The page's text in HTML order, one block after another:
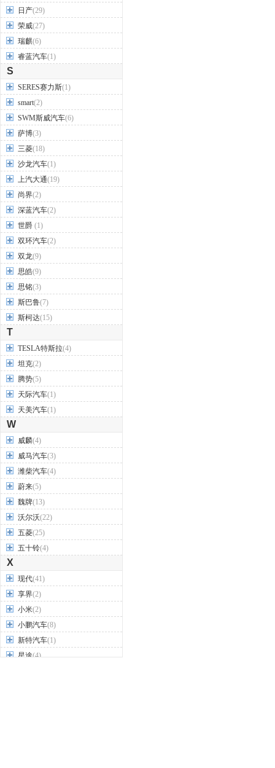
日产(29)
荣威(27)
瑞麒(6)
睿蓝汽车(1)
S
SERES赛力斯(1)
smart(2)
SWM斯威汽车(6)
萨博(3)
三菱(18)
沙龙汽车(1)
上汽大通(19)
尚界(2)
深蓝汽车(2)
世爵 (1)
双环汽车(2)
双龙(9)
思皓(9)
思铭(3)
斯巴鲁(7)
斯柯达(15)
T
TESLA特斯拉(4)
坦克(2)
腾势(5)
天际汽车(1)
天美汽车(1)
W
威麟(4)
威马汽车(3)
潍柴汽车(4)
蔚来(5)
魏牌(13)
沃尔沃(22)
五菱(25)
五十铃(4)
X
现代(41)
享界(2)
小米(2)
小鹏汽车(8)
新特汽车(1)
星途(4)